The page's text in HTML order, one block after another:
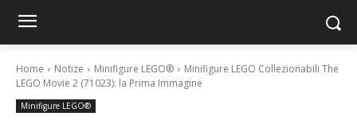
Home Notize Minifigure LEGO®
Minifigure LEGO Collezionabili The
LEGO Movie 2 (71023): la Prima Immagine
Minifigure LEGO®